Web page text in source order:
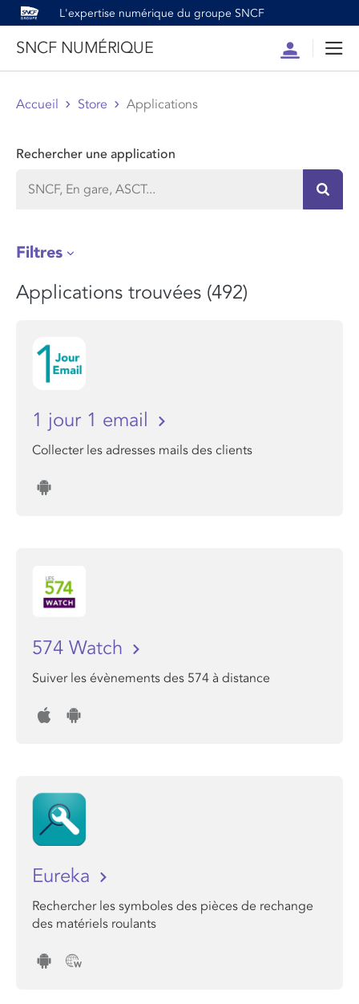
L'expertise numérique du groupe SNCF
SNCF NUMÉRIQUE
Compte
Accueil Store Applications
Rechercher une application
Filtres
Applications trouvées (492)
1 jour 1 email
Collecter les adresses mails des clients
574 Watch
Suiver les évènements des 574 à distance
Eureka
Rechercher les symboles des pièces de rechange
des matériels roulants